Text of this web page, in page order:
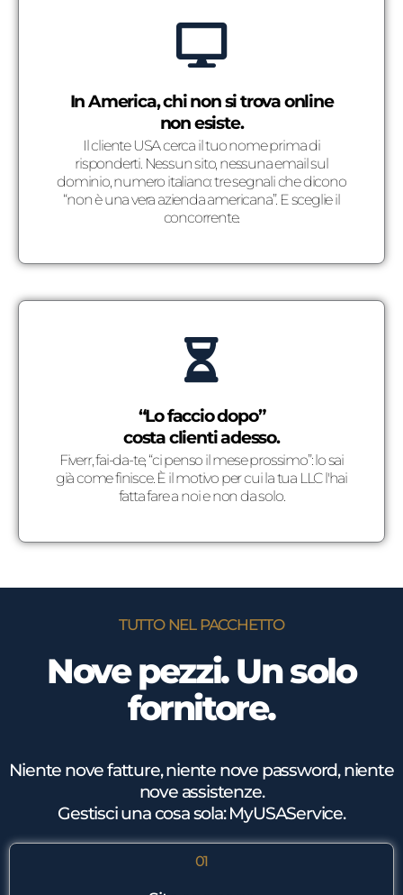
In America, chi non si trova online
non esiste.
Il cliente USA cerca il tuo nome prima di
risponderti. Nessun sito, nessuna email sul
dominio, numero italiano: tre segnali che dicono
“non è una vera azienda americana”. E sceglie il
concorrente.
“Lo faccio dopo”
costa clienti adesso.
Fiverr, fai-da-te, “ci penso il mese prossimo”: lo sai
già come finisce. È il motivo per cui la tua LLC l'hai
fatta fare a noi e non da solo.
TUTTO NEL PACCHETTO
Nove pezzi. Un solo
fornitore.
Niente nove fatture, niente nove password, niente
nove assistenze.
Gestisci una cosa sola: MyUSAService.
01